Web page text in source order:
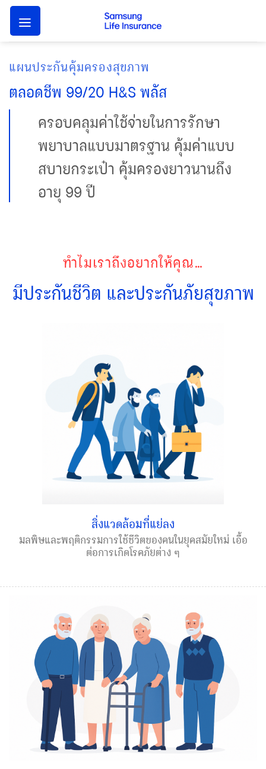
Skip
content
แผนประกันคุ้มครองสุขภาพ
ตลอดชีพ 99/20 H&S พลัส
ครอบคลุมค่าใช้จ่ายในการรักษา
พยาบาลแบบมาตรฐาน คุ้มค่าแบบ
สบายกระเป๋า คุ้มครองยาวนานถึง
อายุ 99 ปี
ทำไมเราถึงอยากให้คุณ…
มีประกันชีวิต และประกันภัยสุขภาพ
สิ่งแวดล้อมที่แย่ลง
มลพิษและพฤติกรรมการใช้ชีวิตของคนในยุคสมัยใหม่ เอื้อ
ต่อการเกิดโรคภัยต่าง ๆ